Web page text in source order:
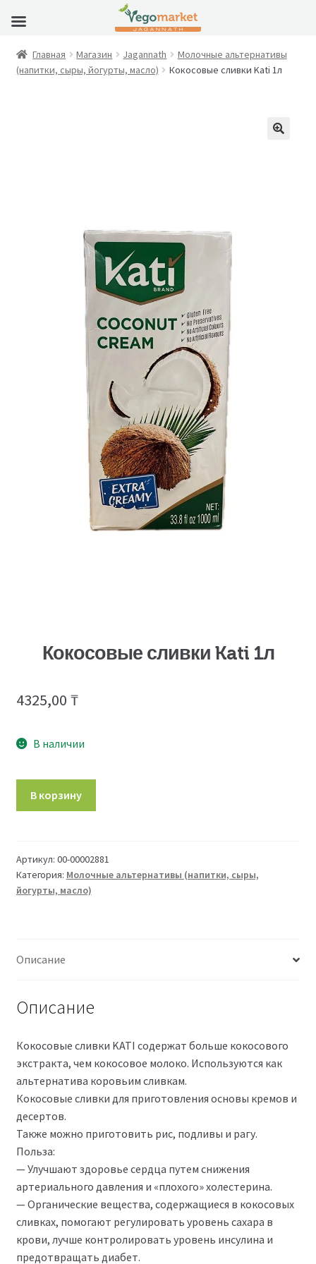
Главная Магазин Jagannath
Молочные альтернативы
(напитки, сыры, йогурты, масло)
Кокосовые сливки Kati 1л
Кокосовые сливки Kati 1л
4325,00 ₸
В наличии
Kati
1л
В корзину
Артикул: 00-00002881
Категория: Молочные альтернативы (напитки, сыры,
йогурты, масло)
Описание
Описание
Кокосовые сливки KATI содержат больше кокосового
экстракта, чем кокосовое молоко. Используются как
альтернатива коровьим сливкам.
Кокосовые сливки для приготовления основы кремов и
десертов.
Также можно приготовить рис, подливы и рагу.
Польза:
— Улучшают здоровье сердца путем снижения
артериального давления и «плохого» холестерина.
— Органические вещества, содержащиеся в кокосовых
сливках, помогают регулировать уровень сахара в
крови, лучше контролировать уровень инсулина и
предотвращать диабет.